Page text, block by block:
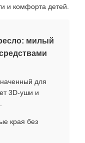
и комфорта детей.
милый
для
3D-уши и
края без